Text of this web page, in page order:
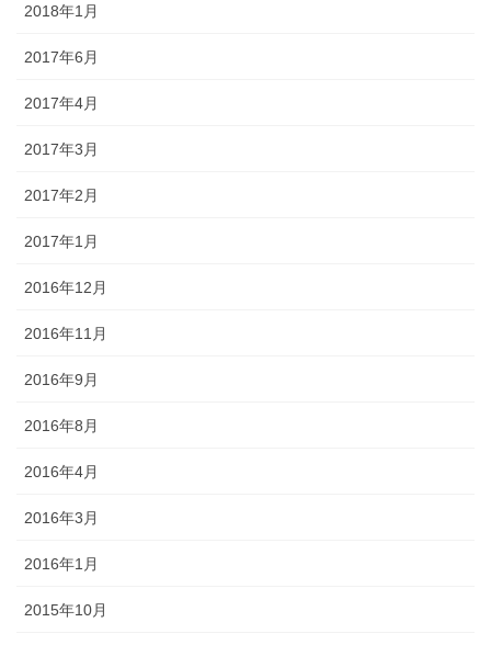
2018年1月
2017年6月
2017年4月
2017年3月
2017年2月
2017年1月
2016年12月
2016年11月
2016年9月
2016年8月
2016年4月
2016年3月
2016年1月
2015年10月